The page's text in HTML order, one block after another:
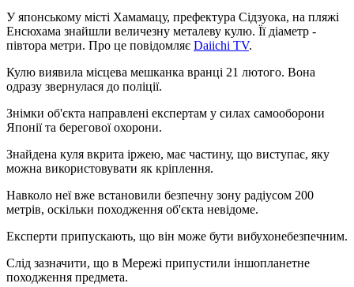
У японському місті Хамамацу, префектура Сідзуока, на пляжі
Енсюхама знайшли величезну металеву кулю. Її діаметр -
півтора метри. Про це повідомляє Daiichi TV.
Кулю виявила місцева мешканка вранці 21 лютого. Вона
одразу звернулася до поліції.
Знімки об'єкта направлені експертам у силах самооборони
Японії та берегової охорони.
Знайдена куля вкрита іржею, має частину, що виступає, яку
можна використовувати як кріплення.
Навколо неї вже встановили безпечну зону радіусом 200
метрів, оскільки походження об'єкта невідоме.
Експерти припускають, що він може бути вибухонебезпечним.
Слід зазначити, що в Мережі припустили іншопланетне
походження предмета.